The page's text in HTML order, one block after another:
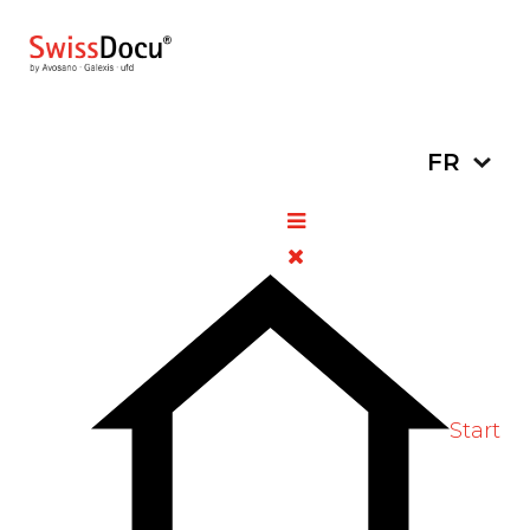
FR
Start
Don d’organes : 2023 marque
un nouveau record en Suisse
Informations
générales
Vote Label